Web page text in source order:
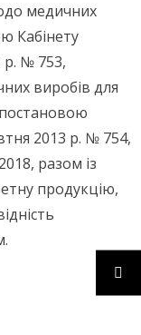
медичних
Кабінету
р. № 753,
виробів для
2013 р. № 754,
разом із
продукцію,